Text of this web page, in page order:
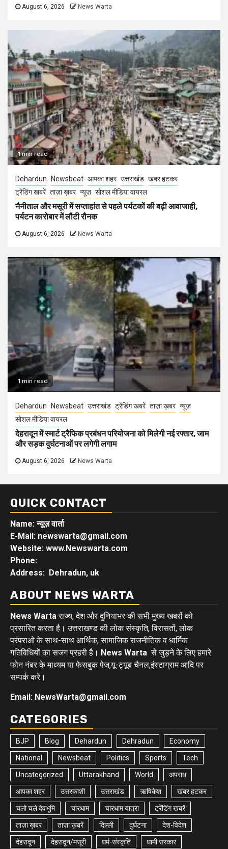
August 6, 2026 News Warta
1 min read
Dehardun Newsbeat आपका शहर उत्तराखंड खबर हटकर
ट्रेंडिंग खबरें ताज़ा ख़बर न्यूज़ सोशल मीडिया वायरल
नैनीताल और मसूरी में सप्ताहांत से पहले पर्यटकों की बढ़ी आवाजाही,
पर्यटन कारोबार में लौटी रौनक
August 6, 2026 News Warta
1 min read
Dehardun Newsbeat उत्तराखंड ट्रेंडिंग खबरें ताज़ा ख़बर न्यूज़
सोशल मीडिया वायरल
देहरादून में स्मार्ट ट्रैफिक प्रबंधन परियोजना को मिलेगी नई रफ्तार, जाम
और सड़क दुर्घटनाओं पर लगेगी लगाम
August 6, 2026 News Warta
QUICK CONTACT
Name: न्यूज़ वार्ता
E-Mail: newswarta@gmail.com
Website: www.Newswarta.com
Phone:
Address: Dehradun, uk
ABOUT NEWS WARTA
News Wartaराज्य, देश और दुनियाभर की सभी मुख्य खबरों को
प्रसारित करता है। उत्तराखण्ड की लोक संस्कृति, विरासतों, लोक
परंपराओ के साथ-साथ आर्थिक, सामाजिक राजनीतिक व धार्मिक
गतिविधियों का सजग प्रहरी है। News Warta से जुड़ने के लिए हमारे
फोन नंबर के माध्यम या फेसबुक पेज,यू-ट्यूब चैनल,इंस्टाग्राम आदि पर
सम्पर्क करे।
Email: NewsWarta@gmail.com
CATEGORIES
BJP Blog Dehardun Dehradun Economy
National Newsbeat Politics Sports Tech
Uncategorized Uttarakhand World अपराध
आपका शहर उत्तरकाशी उत्तराखंड ऋषिकेश खबर हटकर
चलो चले देवभूमि चारधाम चारधाम यात्रा ट्रेंडिंग खबरें
ताज़ा ख़बर ताज़ा ख़बरें दिल्ली दुर्घटना देश-विदेश
देहरादून देहरादून/मसूरी धर्म-संस्कृति धामी सरकार